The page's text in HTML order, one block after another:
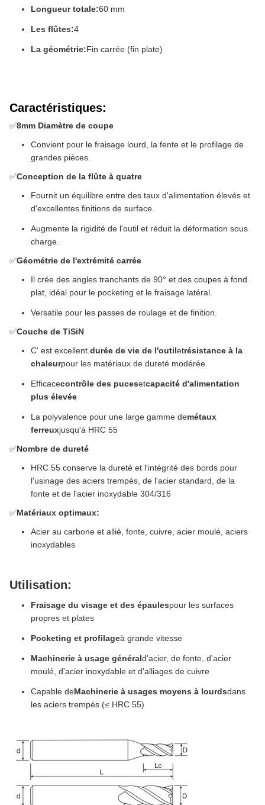
Longueur totale:60 mm
Les flûtes:4
La géométrie:Fin carrée (fin plate)
Caractéristiques:
✅8mm Diamètre de coupe
Convient pour le fraisage lourd, la fente et le profilage de
grandes pièces.
✅Conception de la flûte à quatre
Fournit un équilibre entre des taux d'alimentation élevés et
d'excellentes finitions de surface.
Augmente la rigidité de l'outil et réduit la déformation sous
charge.
✅Géométrie de l'extrémité carrée
Il crée des angles tranchants de 90° et des coupes à fond
plat, idéal pour le pocketing et le fraisage latéral.
Versatile pour les passes de roulage et de finition.
✅Couche de TiSiN
C' est excellent. durée de vie de l'outiletrésistance à la
chaleurpour les matériaux de dureté modérée
Efficacecontrôle des pucesetcapacité d'alimentation
plus élevée
La polyvalence pour une large gamme demétaux
ferreuxjusqu'à HRC 55
✅Nombre de dureté
HRC 55 conserve la dureté et l'intégrité des bords pour
l'usinage des aciers trempés, de l'acier standard, de la
fonte et de l'acier inoxydable 304/316
✅Matériaux optimaux:
Acier au carbone et allié, fonte, cuivre, acier moulé, aciers
inoxydables
Utilisation:
Fraisage du visage et des épaulespour les surfaces
propres et plates
Pocketing et profilageà grande vitesse
Machinerie à usage générald'acier, de fonte, d'acier
moulé, d'acier inoxydable et d'alliages de cuivre
Capable deMachinerie à usages moyens à lourdsdans
les aciers trempés (≤ HRC 55)